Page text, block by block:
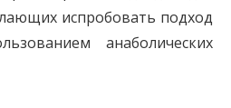
испробовать подход
анаболических